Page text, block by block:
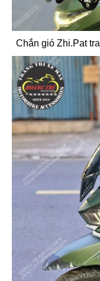
Chắn gió Zhi.Pat